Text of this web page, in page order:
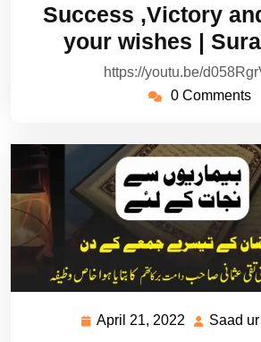
2022
Success ,Victory
your wishes |
https://youtu.be/
0 Comments
April 21, 2022
AprilSaad